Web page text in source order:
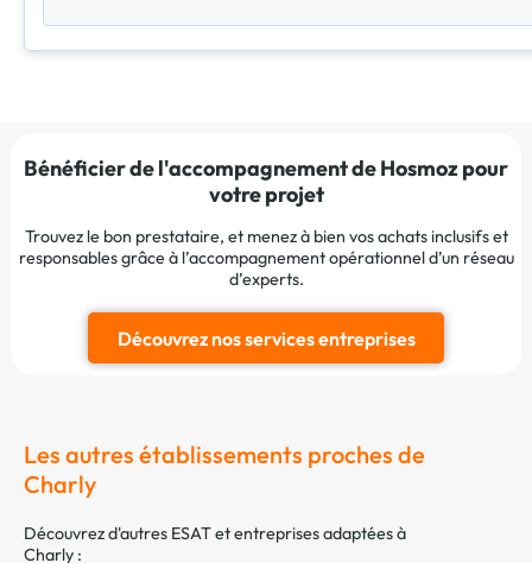
Bénéficier de l'accompagnement de Hosmoz pour
votre projet
Trouvez le bon prestataire, et menez à bien vos achats inclusifs et
responsables grâce à l’accompagnement opérationnel d’un réseau
d’experts.
Découvrez nos services entreprises
Les autres établissements proches de
Charly
Découvrez d'autres ESAT et entreprises adaptées à
Charly :